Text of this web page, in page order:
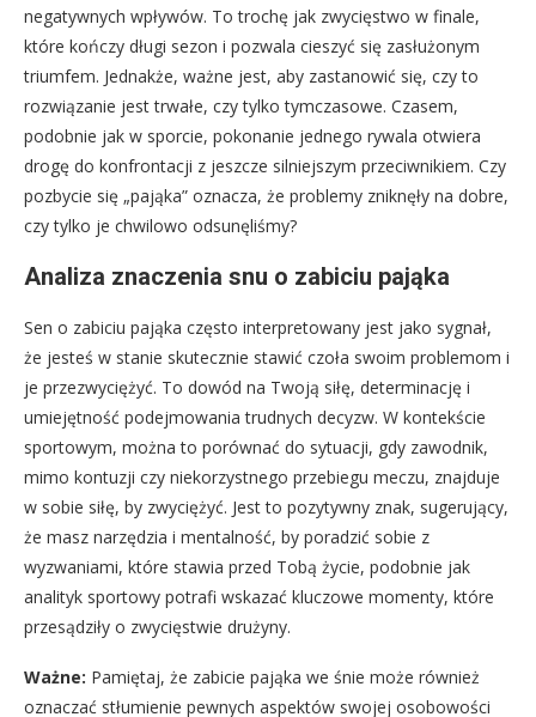
negatywnych wpływów. To trochę jak zwycięstwo w finale,
które kończy długi sezon i pozwala cieszyć się zasłużonym
triumfem. Jednakże, ważne jest, aby zastanowić się, czy to
rozwiązanie jest trwałe, czy tylko tymczasowe. Czasem,
podobnie jak w sporcie, pokonanie jednego rywala otwiera
drogę do konfrontacji z jeszcze silniejszym przeciwnikiem. Czy
pozbycie się „pająka” oznacza, że problemy zniknęły na dobre,
czy tylko je chwilowo odsunęliśmy?
Analiza znaczenia snu o zabiciu pająka
Sen o zabiciu pająka często interpretowany jest jako sygnał,
że jesteś w stanie skutecznie stawić czoła swoim problemom i
je przezwyciężyć. To dowód na Twoją siłę, determinację i
umiejętność podejmowania trudnych decyzw. W kontekście
sportowym, można to porównać do sytuacji, gdy zawodnik,
mimo kontuzji czy niekorzystnego przebiegu meczu, znajduje
w sobie siłę, by zwyciężyć. Jest to pozytywny znak, sugerujący,
że masz narzędzia i mentalność, by poradzić sobie z
wyzwaniami, które stawia przed Tobą życie, podobnie jak
analityk sportowy potrafi wskazać kluczowe momenty, które
przesądziły o zwycięstwie drużyny.
Ważne: Pamiętaj, że zabicie pająka we śnie może również
oznaczać stłumienie pewnych aspektów swojej osobowości